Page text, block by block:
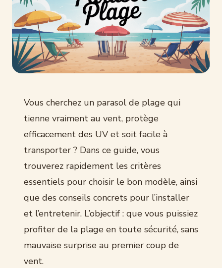
Vous cherchez un parasol de plage qui
tienne vraiment au vent, protège
efficacement des UV et soit facile à
transporter ? Dans ce guide, vous
trouverez rapidement les critères
essentiels pour choisir le bon modèle, ainsi
que des conseils concrets pour l’installer
et l’entretenir. L’objectif : que vous puissiez
profiter de la plage en toute sécurité, sans
mauvaise surprise au premier coup de
vent.